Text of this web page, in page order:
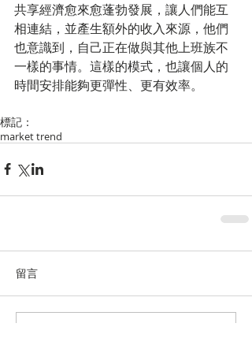
共享經濟愈來愈蓬勃發展，讓人們能互
相連結，並產生額外的收入來源，他們
也意識到，自己正在做與其他上班族不
一樣的事情。這樣的模式，也讓個人的
時間安排能夠更彈性、更有效率。
標記：
market trend
留言